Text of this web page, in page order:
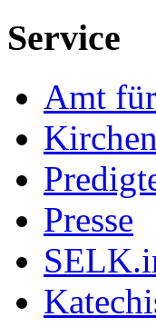
Service
Amt
Presse